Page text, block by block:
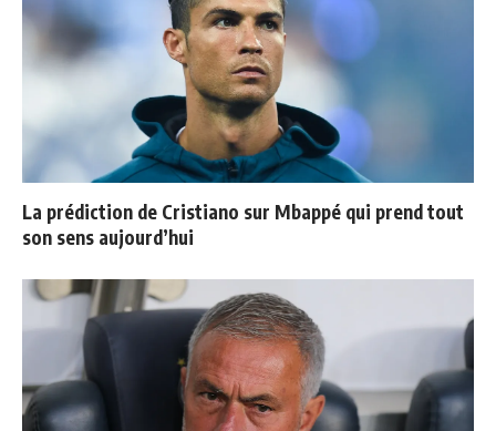
La prédiction de Cristiano sur Mbappé qui prend tout
son sens aujourd’hui